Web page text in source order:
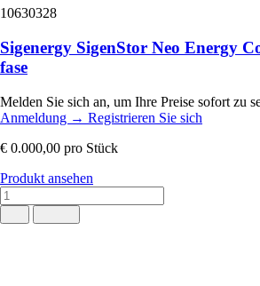
10630328
Sigenergy SigenStor Neo Energy
fase
Melden Sie sich an, um Ihre Preise sofort zu
Anmeldung → Registrieren Sie sich
€ 0.000,00 pro Stück
Produkt ansehen